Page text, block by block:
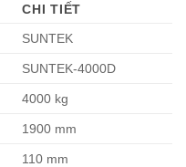
CHI TIẾT
SUNTEK
SUNTEK-4000D
4000 kg
1900 mm
110 mm